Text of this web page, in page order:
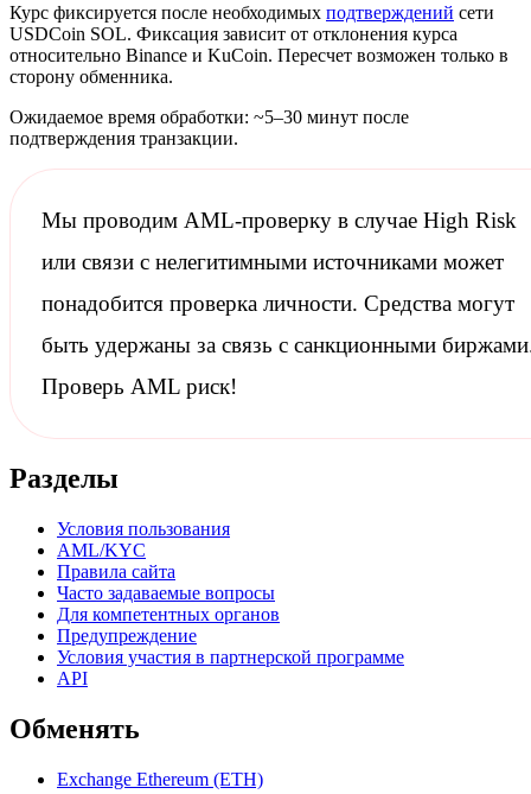
Курс фиксируется после необходимых подтверждений сети
USDCoin SOL. Фиксация зависит от отклонения курса
относительно Binance и KuCoin. Пересчет возможен только в
сторону обменника.
Ожидаемое время обработки: ~5–30 минут после
подтверждения транзакции.
Мы проводим AML-проверкув случае High Risk
или связи с нелегитимными источниками может
понадобится проверка личности. Средства могут
быть удержаны за связь с санкционными
Проверь AML риск!
Разделы
Условия пользования
AML/KYC
Правила сайта
Часто задаваемые вопросы
Для компетентных органов
Предупреждение
Условия участия в партнерской программе
API
Обменять
Exchange Ethereum (ETH)